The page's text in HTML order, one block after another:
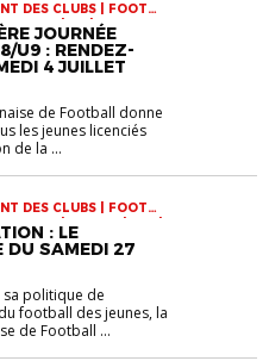
DES CLUBS | FOOT
LIGUE | U9 | VIE DES
JOURNÉE
U9 : RENDEZ-
4 JUILLET
de Football donne
les jeunes licenciés
de la ...
DES CLUBS | FOOT
LIGUE | JEUNES | U11 |
: LE
DU SAMEDI 27
sa politique de
football des jeunes, la
de Football ...